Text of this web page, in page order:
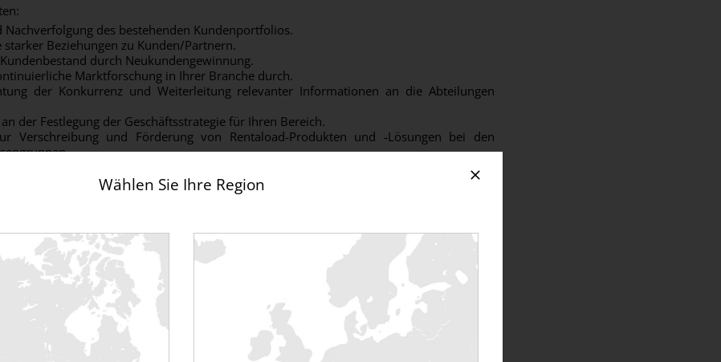
Nachverfolgung des bestehenden Kundenportfolios.
starker Beziehungen zu Kunden/Partnern.
durch Neukundengewinnung.
Marktforschung in Ihrer Branche durch.
der Konkurrenz und Weiterleitung relevanter Informationen an die Abteilungen
der Festlegung der Geschäftsstrategie für Ihren Bereich.
Verschreibung und Förderung von Rentaload-Produkten und -Lösungen bei den
der Verkaufsziele beitragen.
in Zusammenarbeit mit dem Team der Abteilung Vertrag & Logistik.
über das Portfolio laufender Projekte, besuchte Kunden, Verkaufs- und
mittelfristige strategische Vision für den eigenen Wirkungskreis zu entwerfen.
Wählen Sie Ihre Region